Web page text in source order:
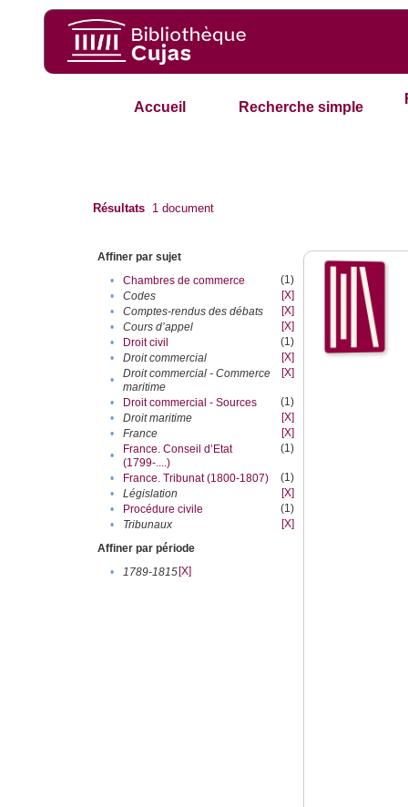
Accueil Recherche simple
Résultats 1 document
Affiner par sujet
•
Chambres de commerce
(1)
•
Codes
[X]
•
Comptes-rendus des débats
[X]
•
Cours d’appel
[X]
•
Droit civil
(1)
•
Droit commercial
[X]
•
Droit commercial - Commerce
maritime
[X]
• Droit commercial - Sources
(1)
•
Droit maritime
[X]
•
France
[X]
•
France. Conseil d’Etat
(1799-....)
(1)
• France. Tribunat (1800-1807)
(1)
•
Législation
[X]
•
Procédure civile
(1)
•
Tribunaux
[X]
Affiner par période
•
1789-1815[X]